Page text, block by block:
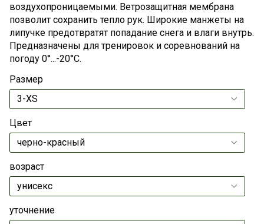
воздухопроницаемыми. Ветрозащитная мембрана
позволит сохранить тепло рук. Широкие манжеты на
липучке предотвратят попадание снега и влаги внутрь.
Предназначены для тренировок и соревнований на
погоду 0°...-20°С.
Размер
Цвет
возраст
уточнение